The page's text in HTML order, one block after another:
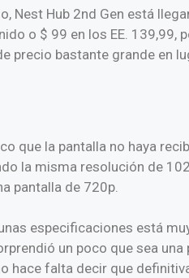
Nest Hub 2nd Gen está
o $ 99 en los EE.
precio bastante grande en
que la pantalla no haya
la misma resolución de
pantalla de 720p.
especificaciones está
un poco que sea
hace falta decir que